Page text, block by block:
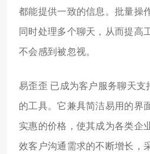
都能提供一致的信息。批量操
同时处理多个聊天，从而提高
不会感到被忽视。
易歪歪 已成为客户服务聊天支
的工具。它兼具简洁易用的界
实惠的价格，使其成为各类企
效客户沟通需求的不断增长，